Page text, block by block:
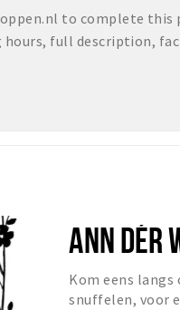
to complete this
hours, full description,
ANN DÉR
Kom eens langs
snuffelen, voor